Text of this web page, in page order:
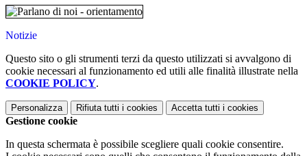
Notizie
Questo sito o gli strumenti terzi da questo utilizzati si avvalgono di
cookie necessari al funzionamento ed utili alle finalità illustrate nella
COOKIE POLICY.
Personalizza Rifiuta tutti i cookies Accetta tutti i cookies
Gestione cookie
In questa schermata è possibile scegliere quali cookie consentire.